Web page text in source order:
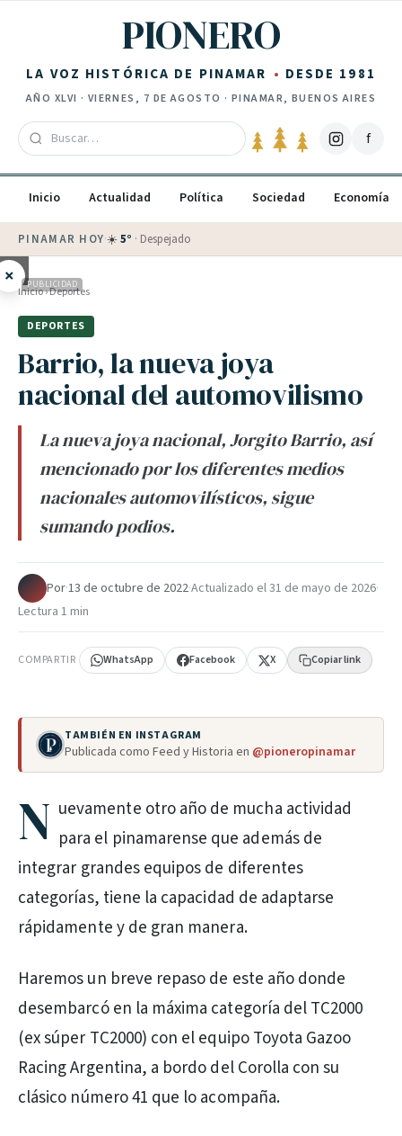
PIONERO
LA VOZ HISTÓRICA DE PINAMAR DESDE 1981
AÑO XLVI · VIERNES, 7 DE AGOSTO · PINAMAR, BUENOS AIRES
f
Inicio Actualidad Política Sociedad Economía
PINAMAR HOY·☀️5° · Despejado
× PUBLICIDAD
Inicio›Deportes
DEPORTES
Barrio, la nueva joya
nacional del automovilismo
La nueva joya nacional, Jorgito Barrio, así
mencionado por los diferentes medios
nacionales automovilísticos, sigue
sumando podios.
Por·13 de octubre de 2022·Actualizado el31 de mayo de 2026·
Lectura 1 min
COMPARTIR WhatsApp Facebook X Copiar link
TAMBIÉN EN INSTAGRAM
Publicada como Feed y Historia en @pioneropinamar
N uevamente otro año de mucha actividad
para el pinamarense que además de
integrar grandes equipos de diferentes
categorías, tiene la capacidad de adaptarse
rápidamente y de gran manera.
Haremos un breve repaso de este año donde
desembarcó en la máxima categoría del TC2000
(ex súper TC2000) con el equipo Toyota Gazoo
Racing Argentina, a bordo del Corolla con su
clásico número 41 que lo acompaña.